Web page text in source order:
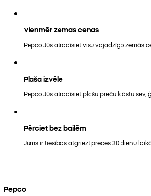
Vienmēr zemas cenas
Pepco Jūs atradīsiet visu vajadzīgo zemās
Plaša izvēle
Pepco Jūs atradīsiet plašu preču klāstu sev,
Pērciet bez bailēm
Jums ir tiesības atgriezt preces 30 dienu
Pepco